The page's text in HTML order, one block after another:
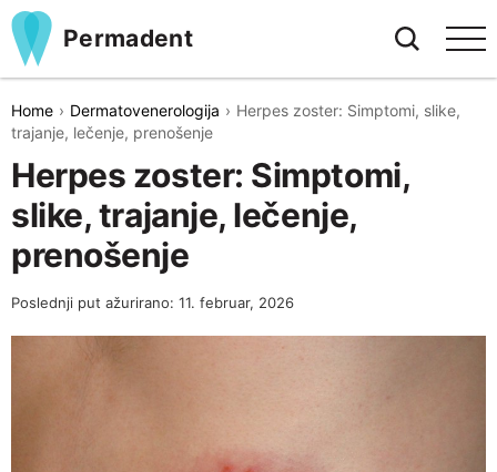
Permadent
Home Dermatovenerologija
Herpes zoster: Simptomi, slike,
trajanje, lečenje, prenošenje
Herpes zoster: Simptomi,
slike, trajanje, lečenje,
prenošenje
Poslednji put ažurirano: 11. februar, 2026